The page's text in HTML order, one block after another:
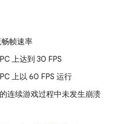
帧速率
上达到 30 FPS
上以 60 FPS 运行
连续游戏过程中未发生崩溃